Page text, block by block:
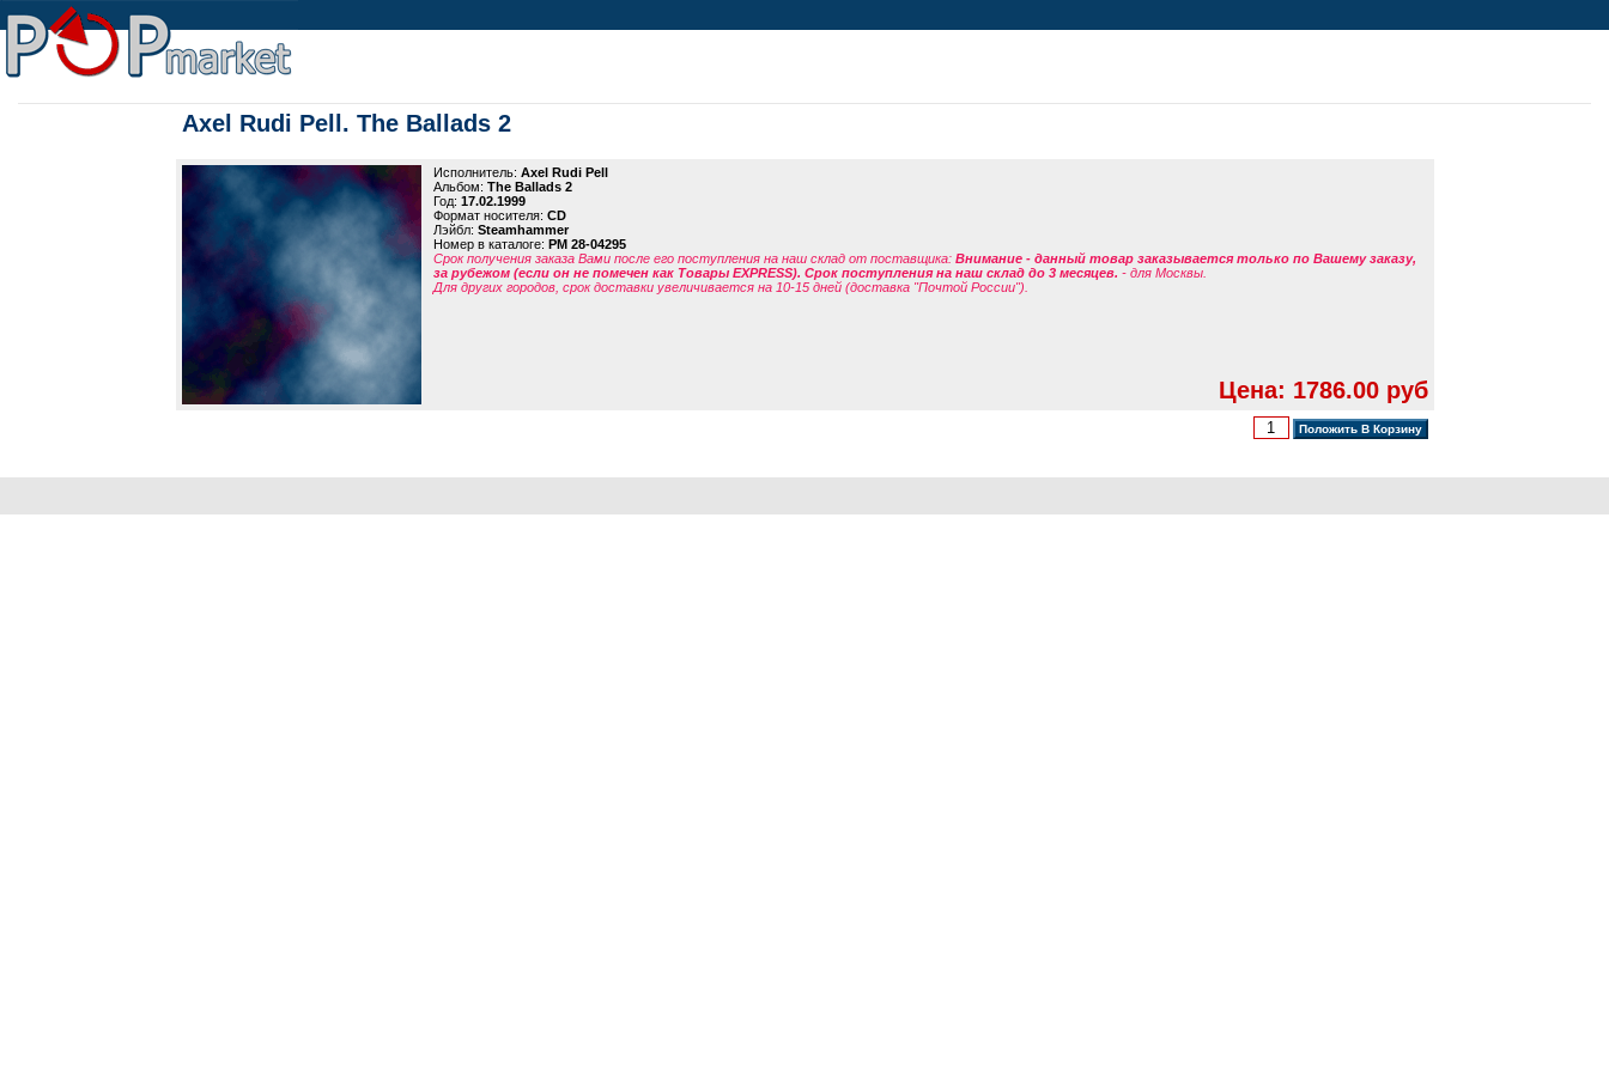
Axel Rudi Pell. The Ballads 2
Исполнитель: Axel Rudi Pell
Альбом: The Ballads 2
Год: 17.02.1999
Формат носителя: CD
Лэйбл: Steamhammer
Номер в каталоге: PM 28-04295
Срок получения заказа Вами после его поступления на наш склад от поставщика: Внимание - данный товар заказывается только по Вашему заказу,
за рубежом (если он не помечен как Товары EXPRESS). Срок поступления на наш склад до 3 месяцев. - для Москвы.
Для других городов, срок доставки увеличивается на 10-15 дней (доставка "Почтой России").
Цена: 1786.00 руб